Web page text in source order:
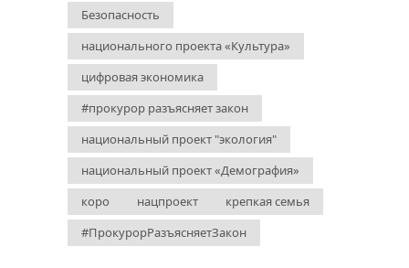
Безопасность
национального проекта «Культура»
цифровая экономика
#прокурор разъясняет закон
национальный проект "экология"
национальный проект «Демография»
коро
нацпроект
крепкая семья
#ПрокурорРазъясняетЗакон